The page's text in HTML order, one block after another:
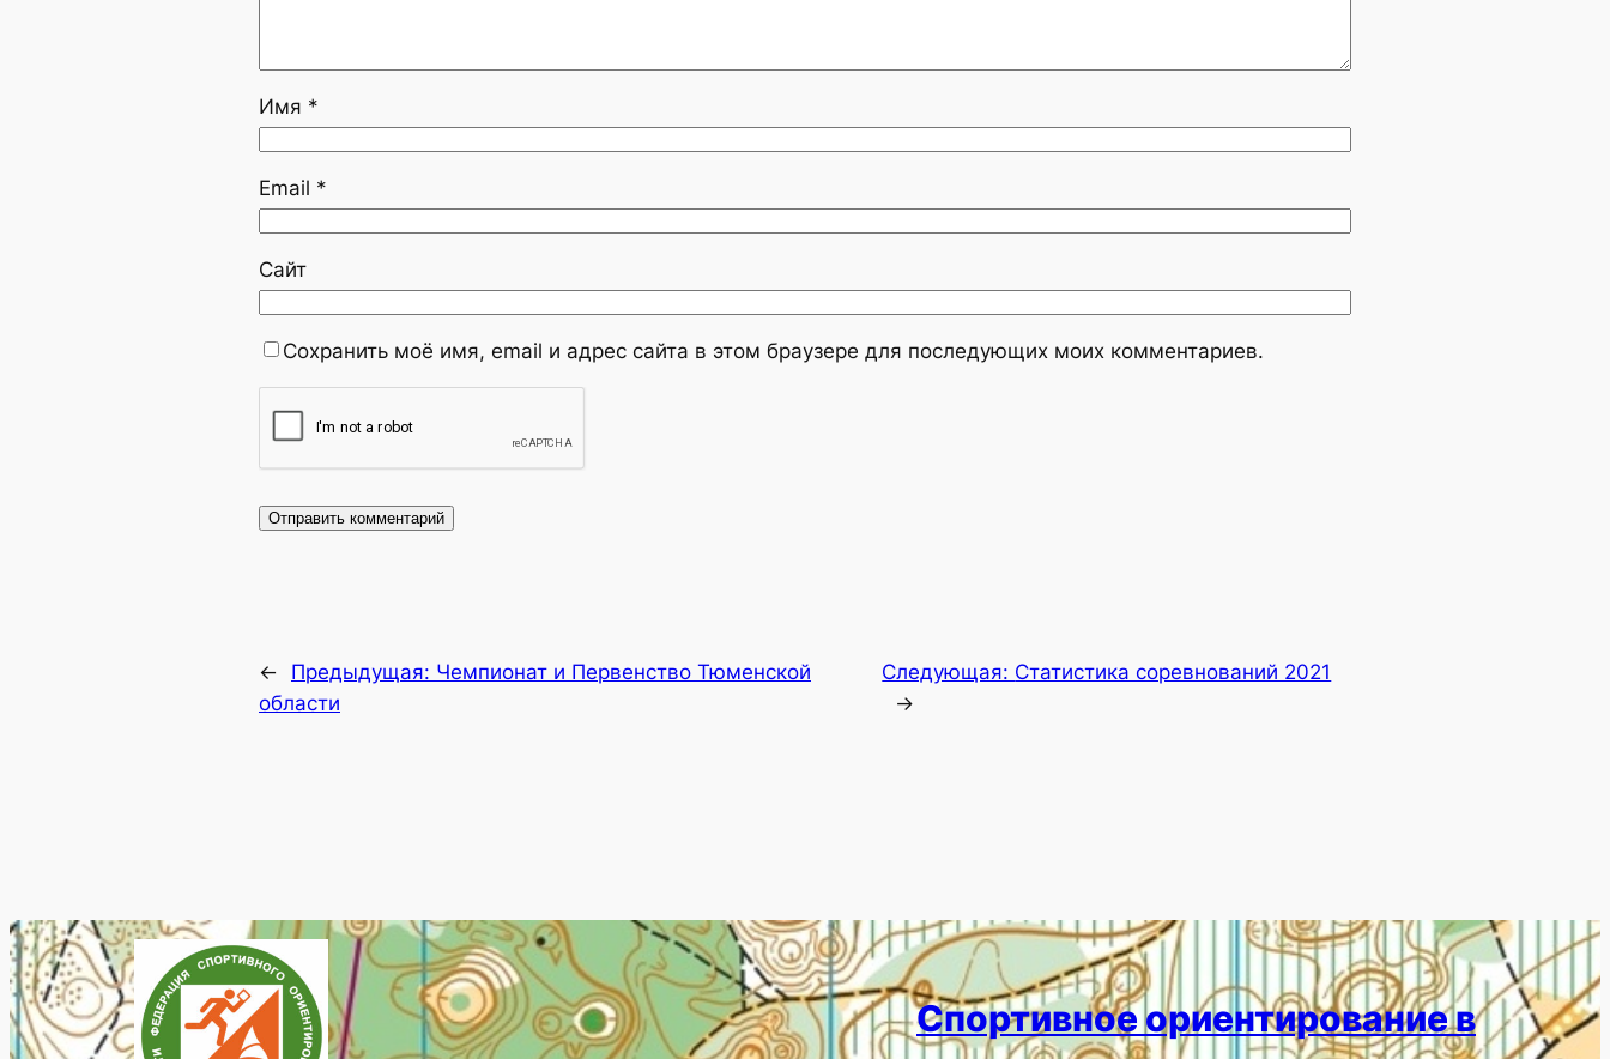
Имя *
Email *
Сайт
Сохранить моё имя, email и адрес сайта в этом браузере для последующих моих комментариев.
← Предыдущая: Чемпионат и Первенство Тюменской
области
Следующая: Статистика соревнований 2021
→
Спортивное ориентирование в